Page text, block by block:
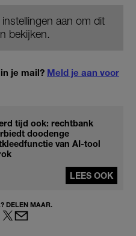
aan om dit
bekijken.
je mail? Meld je aan voor
tijd ook: rechtbank
doodenge
van AI-tool
LEES OOK
DELEN MAAR.